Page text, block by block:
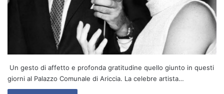
Un gesto di affetto e profonda gratitudine quello giunto in questi
giorni al Palazzo Comunale di Ariccia. La celebre artista…